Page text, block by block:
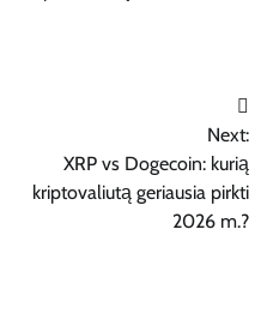
Next:
XRP vs Dogecoin: kurią
kriptovaliutą geriausia pirkti
2026 m.?